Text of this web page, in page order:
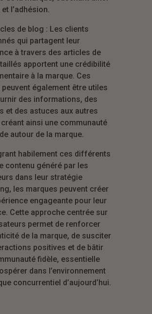
et l’adhésion.
de blog : Les clients
qui partagent leur
à travers des articles de
apportent une crédibilité
à la marque. Ces
également être utiles
des informations, des
et des astuces aux autres
ainsi une communauté
autour de la marque.
habilement ces différents
contenu généré par les
dans leur stratégie
les marques peuvent créer
engageante pour leur
Cette approche centrée sur
permet de renforcer
de la marque, de susciter
positives et de bâtir
fidèle, essentielle
dans l’environnement
concurrentiel d’aujourd’hui.